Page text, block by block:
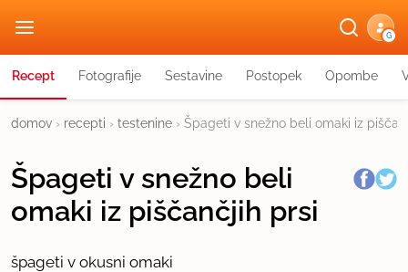
G
Recept Fotografije Sestavine Postopek Opombe
domov › recepti › testenine › Špageti v snežno beli omaki iz
Špageti v snežno beli
omaki iz piščančjih prsi
špageti v okusni omaki